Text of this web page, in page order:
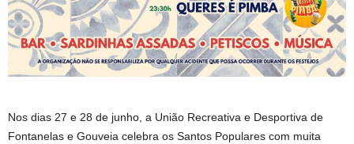
Nos dias 27 e 28 de junho, a União Recreativa e Desportiva de
Fontanelas e Gouveia celebra os Santos Populares com muita